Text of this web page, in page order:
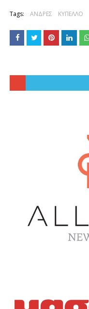
Tags: ΑΝΔΡΕΣ ΚΥΠΕΛΛΟ